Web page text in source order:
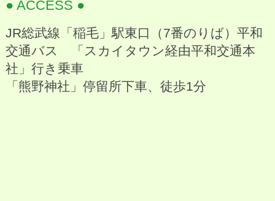
● ACCESS ●
JR総武線「稲毛」駅東口（7番のりば）平和
交通バス 「スカイタウン経由平和交通本
社」行き乗車
「熊野神社」停留所下車、徒歩1分